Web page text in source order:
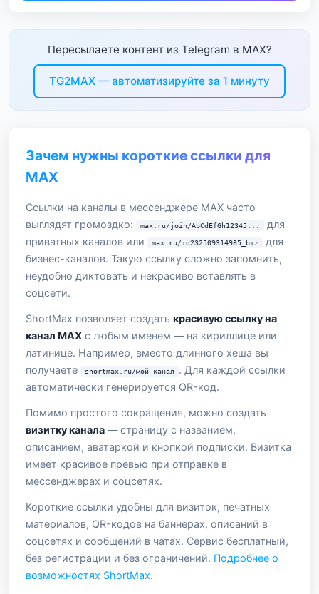
Пересылаете контент из Telegram в MAX?
TG2MAX — автоматизируйте за 1 минуту
Зачем нужны короткие ссылки для
MAX
Ссылки на каналы в мессенджере MAX часто
выглядят громоздко:
max.ru/join/AbCdEfGh12345...
для
приватных каналов или
max.ru/id232509314985_biz
для
бизнес-каналов. Такую ссылку сложно запомнить,
неудобно диктовать и некрасиво вставлять в
соцсети.
ShortMax позволяет создать красивую ссылку на
канал MAX с любым именем — на кириллице или
латинице. Например, вместо длинного хеша вы
получаете
shortmax.ru/мой-канал
. Для каждой ссылки
автоматически генерируется QR-код.
Помимо простого сокращения, можно создать
визитку канала — страницу с названием,
описанием, аватаркой и кнопкой подписки. Визитка
имеет красивое превью при отправке в
мессенджерах и соцсетях.
Короткие ссылки удобны для визиток, печатных
материалов, QR-кодов на баннерах, описаний в
соцсетях и сообщений в чатах. Сервис бесплатный,
без регистрации и без ограничений. Подробнее о
возможностях ShortMax.